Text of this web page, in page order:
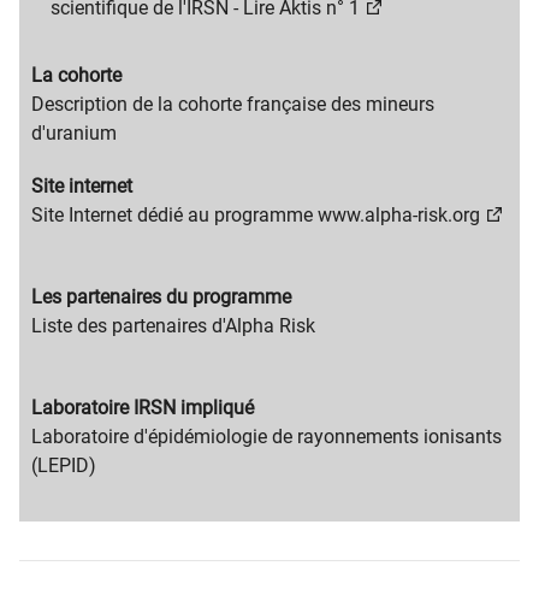
scientifique de l'IRSN - Lire Aktis n° 1
Migration
content
title
La cohorte
Migration
content
Description de la cohorte française des mineurs
d'uranium
Migration
content
Site internet
Migration
Site Internet dédié au programme www.alpha-risk.org
Migration
content
Les partenaires du programme
Migration
Liste des partenaires d'Alpha Risk
Migration
content
title
Laboratoire IRSN impliqué
Migration
content
Laboratoire d'épidémiologie de rayonnements ionisants
(LEPID)